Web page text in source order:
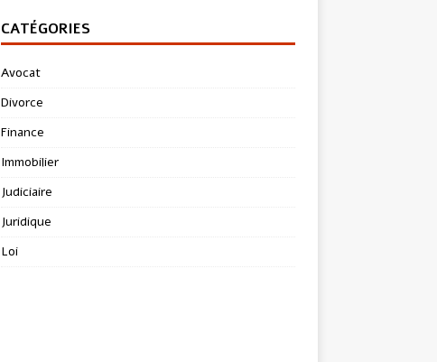
CATÉGORIES
Avocat
Divorce
Finance
Immobilier
Judiciaire
Juridique
Loi